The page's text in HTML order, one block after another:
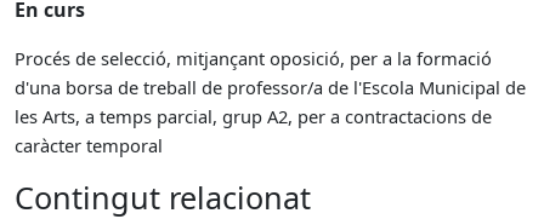
En curs
Procés de selecció, mitjançant oposició, per a la formació
d'una borsa de treball de professor/a de l'Escola Municipal de
les Arts, a temps parcial, grup A2, per a contractacions de
caràcter temporal
Contingut relacionat